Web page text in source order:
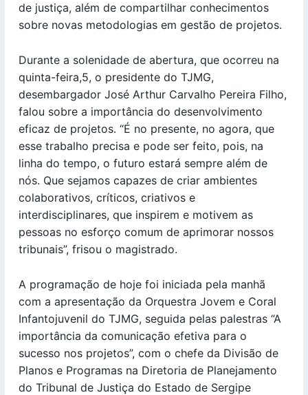
de justiça, além de compartilhar conhecimentos
sobre novas metodologias em gestão de projetos.
Durante a solenidade de abertura, que ocorreu na
quinta-feira,5, o presidente do TJMG,
desembargador José Arthur Carvalho Pereira Filho,
falou sobre a importância do desenvolvimento
eficaz de projetos. “É no presente, no agora, que
esse trabalho precisa e pode ser feito, pois, na
linha do tempo, o futuro estará sempre além de
nós. Que sejamos capazes de criar ambientes
colaborativos, críticos, criativos e
interdisciplinares, que inspirem e motivem as
pessoas no esforço comum de aprimorar nossos
tribunais”, frisou o magistrado.
A programação de hoje foi iniciada pela manhã
com a apresentação da Orquestra Jovem e Coral
Infantojuvenil do TJMG, seguida pelas palestras “A
importância da comunicação efetiva para o
sucesso nos projetos”, com o chefe da Divisão de
Planos e Programas na Diretoria de Planejamento
do Tribunal de Justiça do Estado de Sergipe